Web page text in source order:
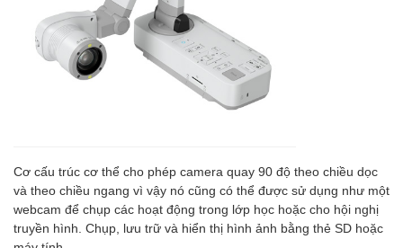
Cơ cấu trúc cơ thể cho phép camera quay 90 độ theo chiều dọc
và theo chiều ngang vì vậy nó cũng có thể được sử dụng như một
webcam để chụp các hoạt động trong lớp học hoặc cho hội nghị
truyền hình. Chụp, lưu trữ và hiển thị hình ảnh bằng thẻ SD hoặc